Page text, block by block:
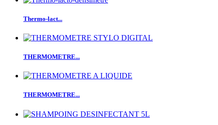
Thermo-lact...
THERMOMETRE...
THERMOMETRE...